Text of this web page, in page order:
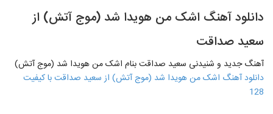
۲,۸۶۸ بازدید
دانلود آهنگ اشک من هویدا شد (موج آتش) از
سعید صداقت
آهنگ جدید و شنیدنی سعید صداقت بنام اشک من هویدا شد (موج آتش)
دانلود آهنگ اشک من هویدا شد (موج آتش) از سعید صداقت با کیفیت
128